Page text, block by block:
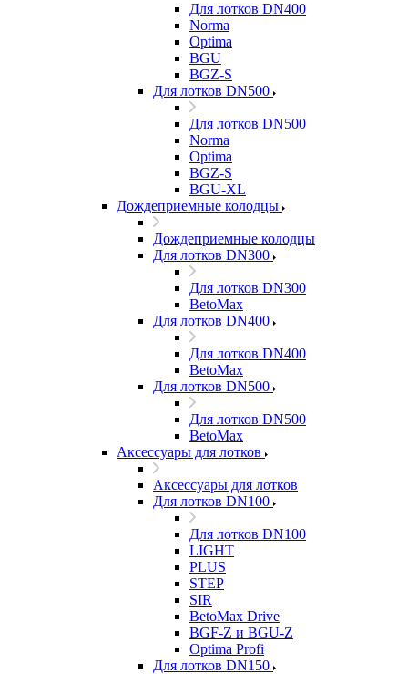
Для лотков DN400
Norma
Optima
BGU
BGZ-S
Для лотков DN500
Для лотков DN500
Norma
Optima
BGZ-S
BGU-XL
Дождеприемные колодцы
Дождеприемные колодцы
Для лотков DN300
Для лотков DN300
BetoMax
Для лотков DN400
Для лотков DN400
BetoMax
Для лотков DN500
Для лотков DN500
BetoMax
Аксессуары для лотков
Аксессуары для лотков
Для лотков DN100
Для лотков DN100
LIGHT
PLUS
STEP
SIR
BetoMax Drive
BGF-Z и BGU-Z
Optima Profi
Для лотков DN150